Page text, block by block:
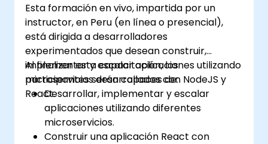
Esta formación en vivo, impartida por un
instructor, en Peru (en línea o presencial),
está dirigida a desarrolladores
experimentados que desean construir,
implementar y escalar aplicaciones utilizando
microservicios desarrollados con NodeJS y
React.
Al finalizar esta capacitación, los
participantes serán capaces de:
Desarrollar, implementar y escalar
aplicaciones utilizando diferentes
microservicios.
Construir una aplicación React con